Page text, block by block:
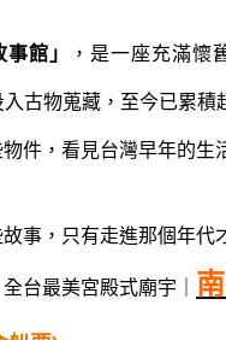
事館」 ，是一座充滿懷
古物蒐藏，至今已累積
件，看見台灣早年的生
事，只有走進那個年代